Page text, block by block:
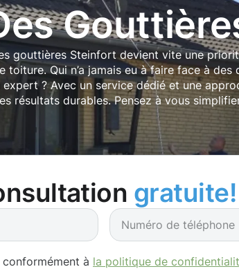
gouttières Steinfort devient vite une
Qui n’a jamais eu à faire face à des
? Avec un service dédié et une
résultats durables. Pensez à vous
gratuite!
à la politique de